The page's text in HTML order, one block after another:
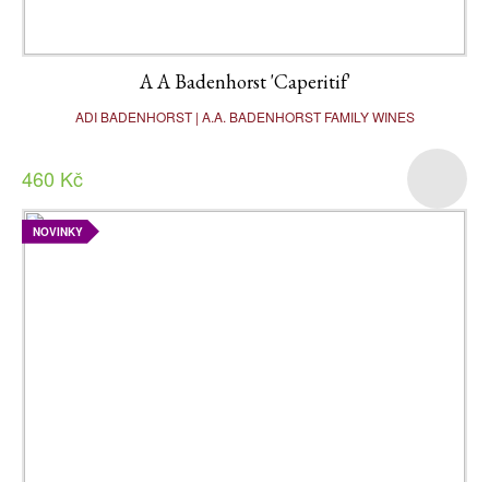
A A Badenhorst 'Caperitif'
ADI BADENHORST | A.A. BADENHORST FAMILY WINES
460 Kč
NOVINKY